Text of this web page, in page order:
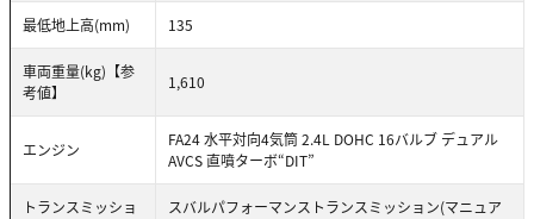
最低地上高(mm) 135
車両重量(kg)【参
考値】
1,610
エンジン
FA24 水平対向4気筒 2.4L DOHC 16バルブ デュアル
AVCS 直噴ターボ“DIT”
トランスミッショ
スバルパフォーマンストランスミッション(マニュア